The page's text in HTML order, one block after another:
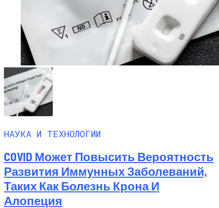
НАУКА И ТЕХНОЛОГИИ
COVID Может Повысить Вероятность
Развития Иммунных Заболеваний,
Таких Как Болезнь Крона И
Алопеция